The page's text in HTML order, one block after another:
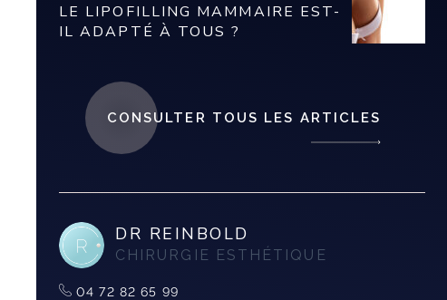
LE LIPOFILLING MAMMAIRE EST-
IL ADAPTÉ À TOUS ?
CONSULTER TOUS LES ARTICLES
DR REINBOLD
CHIRURGIE ESTHÉTIQUE
04 72 82 65 99